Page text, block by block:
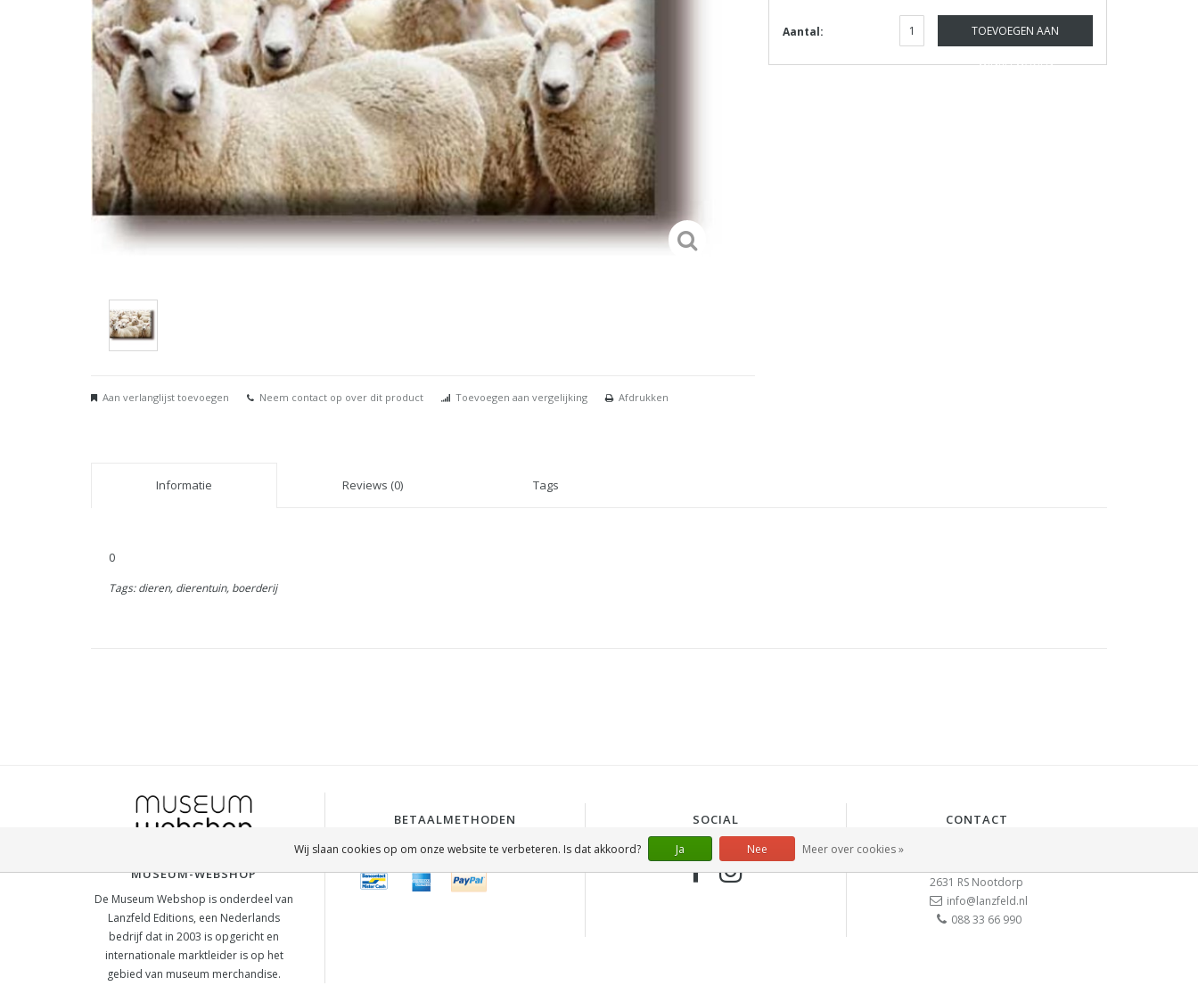
Aan verlanglijst toevoegen Neem contact op over dit product Toevoegen aan vergelijking Afdrukken
Aantal: TOEVOEGEN AAN
WINKELWAGEN
Informatie Reviews (0) Tags
0
Tags: dieren, dierentuin, boerderij
MUSEUM-WEBSHOP
De Museum Webshop is onderdeel van
Lanzfeld Editions, een Nederlands
bedrijf dat in 2003 is opgericht en
internationale marktleider is op het
gebied van museum merchandise.
BETAALMETHODEN SOCIAL CONTACT
2631 RS Nootdorp
info@lanzfeld.nl
088 33 66 990
Wij slaan cookies op om onze website te verbeteren. Is dat akkoord? Ja Nee Meer over cookies »